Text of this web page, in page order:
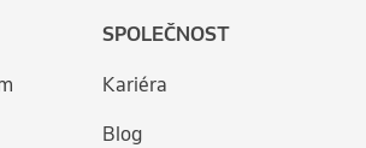
SPOLEČNOST
Kariéra
Blog